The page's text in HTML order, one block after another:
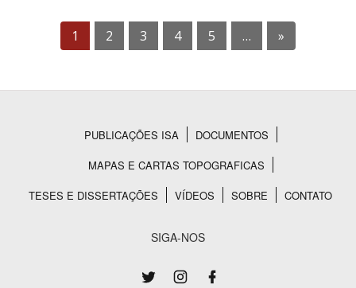
1 2 3 4 5 … »
Rodapé
PUBLICAÇÕES ISA
DOCUMENTOS
MAPAS E CARTAS TOPOGRAFICAS
TESES E DISSERTAÇÕES
VÍDEOS SOBRE CONTATO
SIGA-NOS